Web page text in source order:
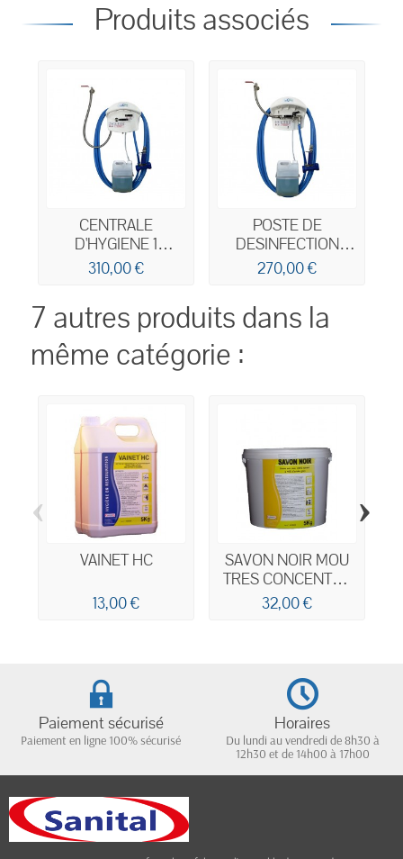
Produits associés
CENTRALE
D'HYGIENE 1
PRODUIT
310,00 €
POSTE DE
DESINFECTION
HACCP 1 PRODUIT
270,00 €
7 autres produits dans la
même catégorie :
VAINET HC
13,00 €
SAVON NOIR MOU
TRES CONCENTRE
5KG
32,00 €
‹ ›
Paiement sécurisé
Paiement en ligne 100% sécurisé
Horaires
Du lundi au vendredi de 8h30 à
12h30 et de 14h00 à 17h00